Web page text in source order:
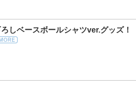
しベースボールシャツver.グッズ！